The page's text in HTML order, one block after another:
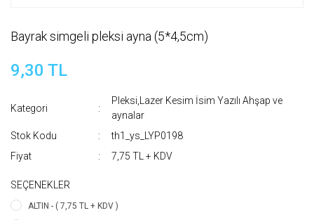
Bayrak simgeli pleksi ayna (5*4,5cm)
9,30 TL
Kategori
Pleksi,Lazer Kesim İsim Yazılı Ahşap ve
aynalar
Stok Kodu
th1_ys_LYP0198
Fiyat
7,75 TL + KDV
SEÇENEKLER
ALTIN - ( 7,75 TL + KDV )